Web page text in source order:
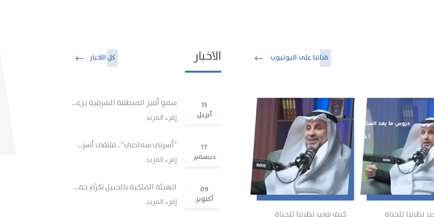
قناتنا على اليوتيوب
كيف تتغير نظرتنا للحياة
نظرتنا للحياة
الاخبار كل الاخبار
15
أبريل
سمو أمير المنطقة الشرقية يرعى حفل تكريم الشركاء والمانحين لجمعية التنمية الأسرية بالمنطقة الشرقية (وئام)
إقرء المزيد
17
ديسمبر
“أسرتي سعادتي”.. ملتقى أسري يعزّز الوعي ويجمع الخبراء والأسر في الجبيل
إقرء المزيد
09
أكتوبر
الهيئة الملكية بالجبيل تكرّم جمعية وئام تقديرًا لجهودها المجتمعية والتوعوية
إقرء المزيد